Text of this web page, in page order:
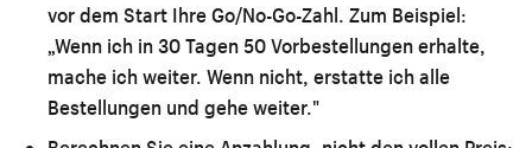
vor dem Start Ihre Go/No-Go-Zahl. Zum Beispiel:
„Wenn ich in 30 Tagen 50 Vorbestellungen erhalte,
mache ich weiter. Wenn nicht, erstatte ich alle
Bestellungen und gehe weiter."